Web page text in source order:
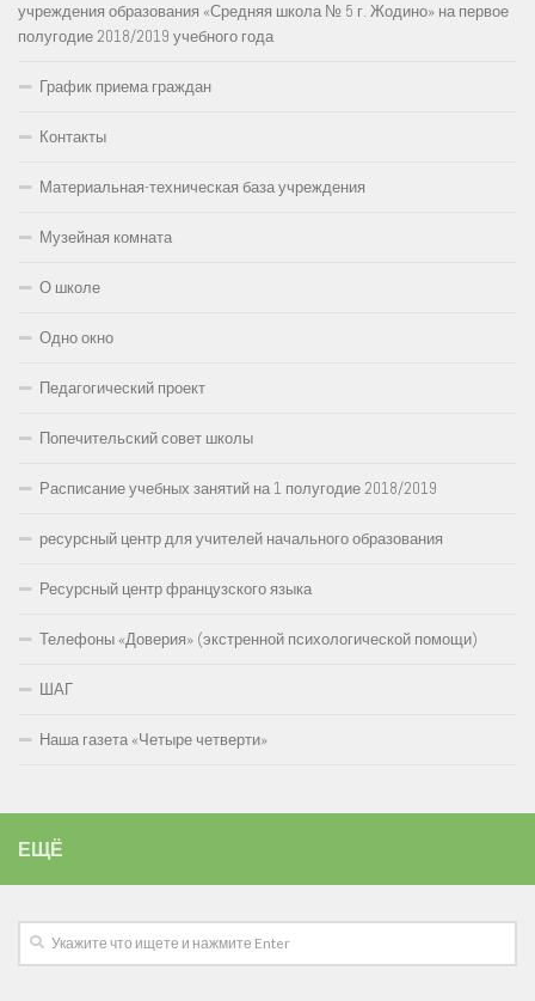
учреждения образования «Средняя школа № 5 г. Жодино» на первое
полугодие 2018/2019 учебного года
График приема граждан
Контакты
Материальная-техническая база учреждения
Музейная комната
О школе
Одно окно
Педагогический проект
Попечительский совет школы
Расписание учебных занятий на 1 полугодие 2018/2019
ресурсный центр для учителей начального образования
Ресурсный центр французского языка
Телефоны «Доверия» (экстренной психологической помощи)
ШАГ
Наша газета «Четыре четверти»
ЕЩЁ